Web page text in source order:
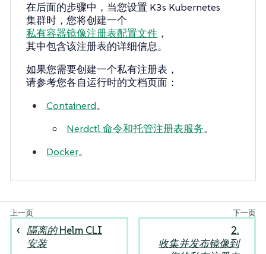
在后面的步骤中，当您设置 K3s Kubernetes
集群时，您将创建一个
私有容器镜像注册表配置文件 ，
其中包含该注册表的详细信息。
如果您需要创建一个私有注册表，
请参考您各自运行时的文档页面：
Containerd。
Nerdctl 命令和托管注册表服务。
Docker。
隔离的 Helm CLI
安装
2.
收集并发布镜像到